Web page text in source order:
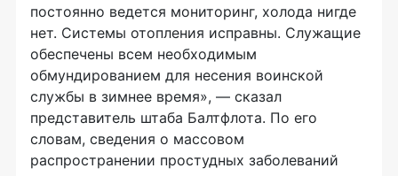
постоянно ведется мониторинг, холода нигде
нет. Системы отопления исправны. Служащие
обеспечены всем необходимым
обмундированием для несения воинской
службы в зимнее время», — сказал
представитель штаба Балтфлота. По его
словам, сведения о массовом
распространении простудных заболеваний